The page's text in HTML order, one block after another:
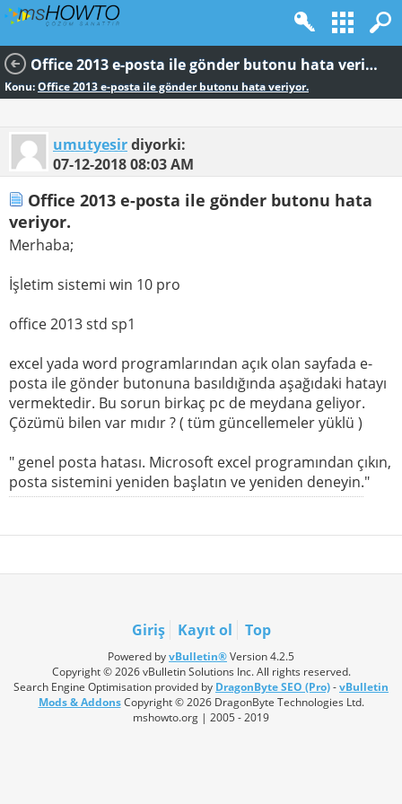
Office 2013 e-posta ile gönder butonu hata veriyor.
Konu:Office 2013 e-posta ile gönder butonu hata veriyor.
umutyesirdiyorki:
07-12-201808:03 AM
Office 2013 e-posta ile gönder butonu hata
veriyor.
Merhaba;
İşletim sistemi win 10 pro
office 2013 std sp1
excel yada word programlarından açık olan sayfada e-
posta ile gönder butonuna basıldığında aşağıdaki hatayı
vermektedir. Bu sorun birkaç pc de meydana geliyor.
Çözümü bilen var mıdır ? ( tüm güncellemeler yüklü )
" genel posta hatası. Microsoft excel programından çıkın,
posta sistemini yeniden başlatın ve yeniden deneyin."
Giriş Kayıt ol Top
Powered byvBulletin®Version 4.2.5
Copyright © 2026 vBulletin Solutions Inc. All rights reserved.
Search Engine Optimisation provided by DragonByte SEO (Pro)-vBulletin
Mods & AddonsCopyright © 2026 DragonByte Technologies Ltd.
mshowto.org | 2005 - 2019